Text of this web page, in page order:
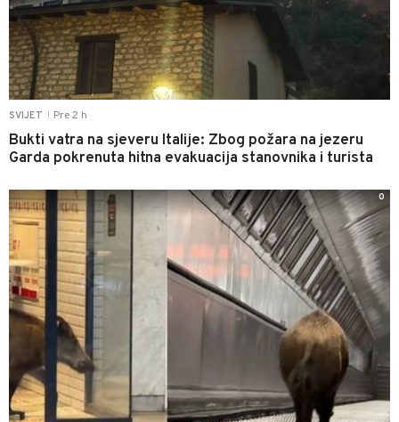
SVIJET Pre 2 h
Bukti vatra na sjeveru Italije: Zbog požara na jezeru
Garda pokrenuta hitna evakuacija stanovnika i turista
0